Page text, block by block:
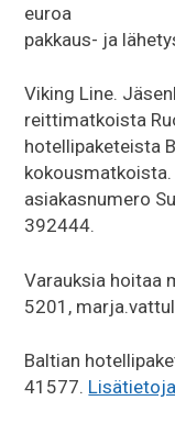
euroa
pakkaus- ja
Viking Line.
reittimatkoista
hotellipaketeista
asiakasnumero
392444.
Varauksia hoitaa
5201,
Baltian
41577.